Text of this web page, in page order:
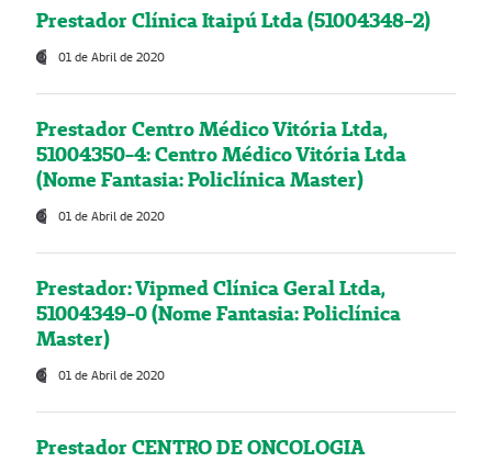
Prestador Clínica Itaipú Ltda (51004348-2)
01 de Abril de 2020
Prestador Centro Médico Vitória Ltda,
51004350-4: Centro Médico Vitória Ltda
(Nome Fantasia: Policlínica Master)
01 de Abril de 2020
Prestador: Vipmed Clínica Geral Ltda,
51004349-0 (Nome Fantasia: Policlínica
Master)
01 de Abril de 2020
Prestador CENTRO DE ONCOLOGIA